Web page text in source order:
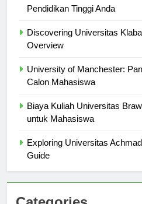
10 Alasan Memilih Universitas
Discovering Universitas
University of Manchester:
Biaya Kuliah Universitas
Exploring Universitas Achmad